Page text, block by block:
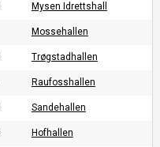
Mysen Idrettshall
Mossehallen
Trøgstadhallen
Raufosshallen
Sandehallen
Hofhallen